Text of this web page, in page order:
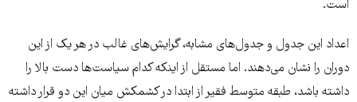
است.
اعداد این جدول و جدول‌های مشابه، گرایش‌های غالب در هر یک از این
دوران را نشان می‌دهند. اما مستقل از اینکه کدام سیاست‌ها دست بالا را
داشته باشد، طبقه متوسط فقیر از ابتدا در کشمکش میان این دو قرار داشته